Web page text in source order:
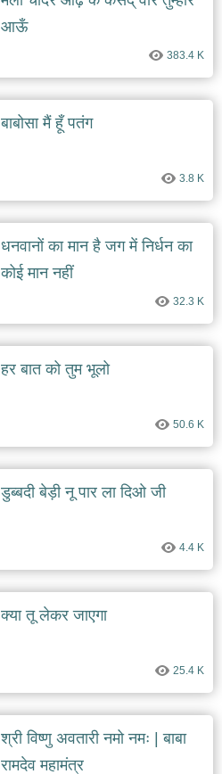
आऊँ
383.4 K
बाबोसा मैं हूँ पतंग
3.8 K
धनवानों का मान है जग में निर्धन का
कोई मान नहीं
32.3 K
हर बात को तुम भूलो
50.6 K
डुब्बदी बेड़ी नू पार ला दिओ जी
4.4 K
क्या तू लेकर जाएगा
25.4 K
श्री विष्णु अवतारी नमो नमः | बाबा
रामदेव महामंत्र